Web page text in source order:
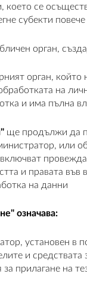
което се
субекти
орган,
орган, който
на
и има пълна
ще продължи да
или
и правата
на данни
означава:
установен в
и средствата
прилагане на